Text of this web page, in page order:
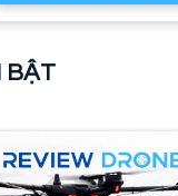
BẬT